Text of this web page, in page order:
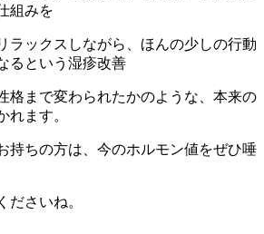
組みを
ラックスしながら、ほんの少しの行動
るという湿疹改善
格まで変わられたかのような、本来の
れます。
持ちの方は、今のホルモン値をぜひ唾
ださいね。